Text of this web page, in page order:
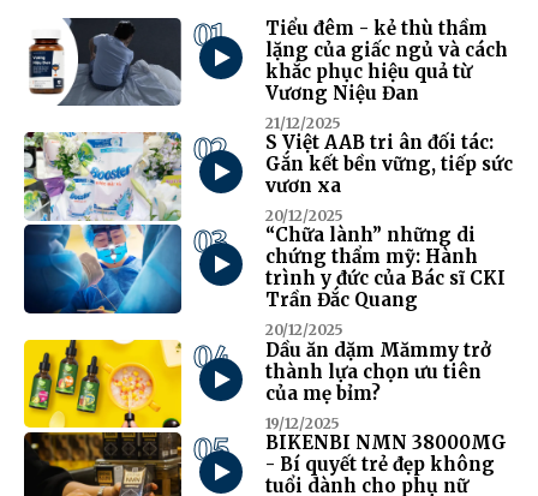
01
Tiểu đêm - kẻ thù thầm
lặng của giấc ngủ và cách
khắc phục hiệu quả từ
Vương Niệu Đan
21/12/2025
02
S Việt AAB tri ân đối tác:
Gắn kết bền vững, tiếp sức
vươn xa
20/12/2025
03
“Chữa lành” những di
chứng thẩm mỹ: Hành
trình y đức của Bác sĩ CKI
Trần Đắc Quang
20/12/2025
04
Dầu ăn dặm Mămmy trở
thành lựa chọn ưu tiên
của mẹ bỉm?
19/12/2025
05
BIKENBI NMN 38000MG
- Bí quyết trẻ đẹp không
tuổi dành cho phụ nữ